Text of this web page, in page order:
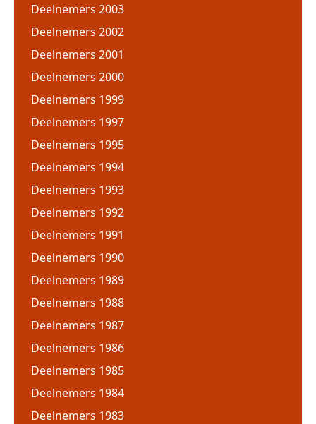
Deelnemers 2003
Deelnemers 2002
Deelnemers 2001
Deelnemers 2000
Deelnemers 1999
Deelnemers 1997
Deelnemers 1995
Deelnemers 1994
Deelnemers 1993
Deelnemers 1992
Deelnemers 1991
Deelnemers 1990
Deelnemers 1989
Deelnemers 1988
Deelnemers 1987
Deelnemers 1986
Deelnemers 1985
Deelnemers 1984
Deelnemers 1983